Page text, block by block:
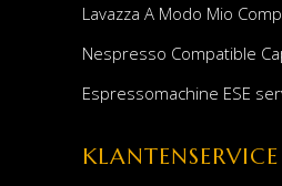
Lavazza A Modo Mio
Nespresso Compatible
Espressomachine ESE
KLANTENSERVICE